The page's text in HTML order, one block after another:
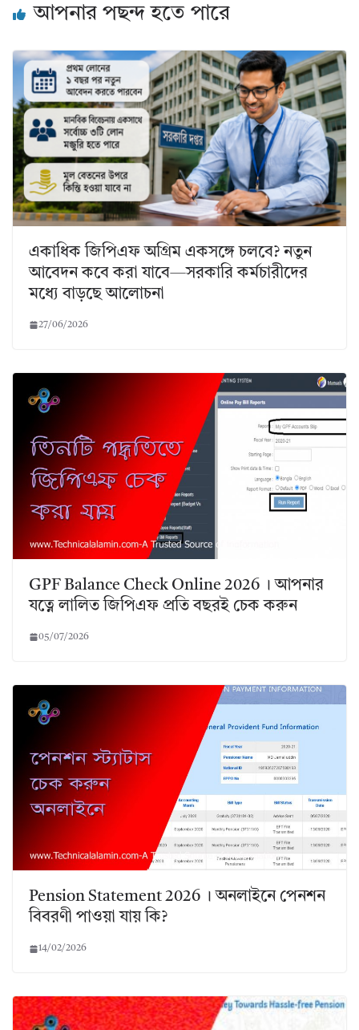
আপনার পছন্দ হতে পারে
একাধিক জিপিএফ অগ্রিম একসঙ্গে চলবে? নতুন
আবেদন কবে করা যাবে—সরকারি কর্মচারীদের
মধ্যে বাড়ছে আলোচনা
27/06/2026
GPF Balance Check Online 2026 । আপনার
যত্নে লালিত জিপিএফ প্রতি বছরই চেক করুন
05/07/2026
Pension Statement 2026 । অনলাইনে পেনশন
বিবরণী পাওয়া যায় কি?
14/02/2026